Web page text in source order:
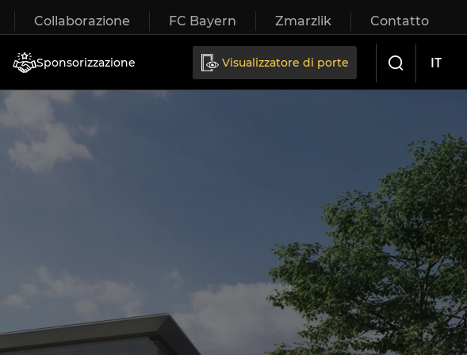
Collaborazione FC Bayern Zmarzlik Contatto
Sponsorizzazione Visualizzatore di porte IT